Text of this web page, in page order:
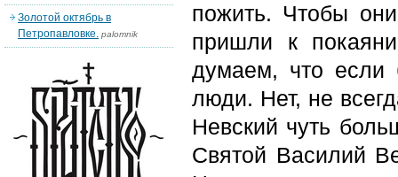
пожить. Чтобы
пришли к
думаем, что если
люди. Нет, не
Невский чуть
Святой Василий
Золотой октябрь в
Петропавловке. palomnik